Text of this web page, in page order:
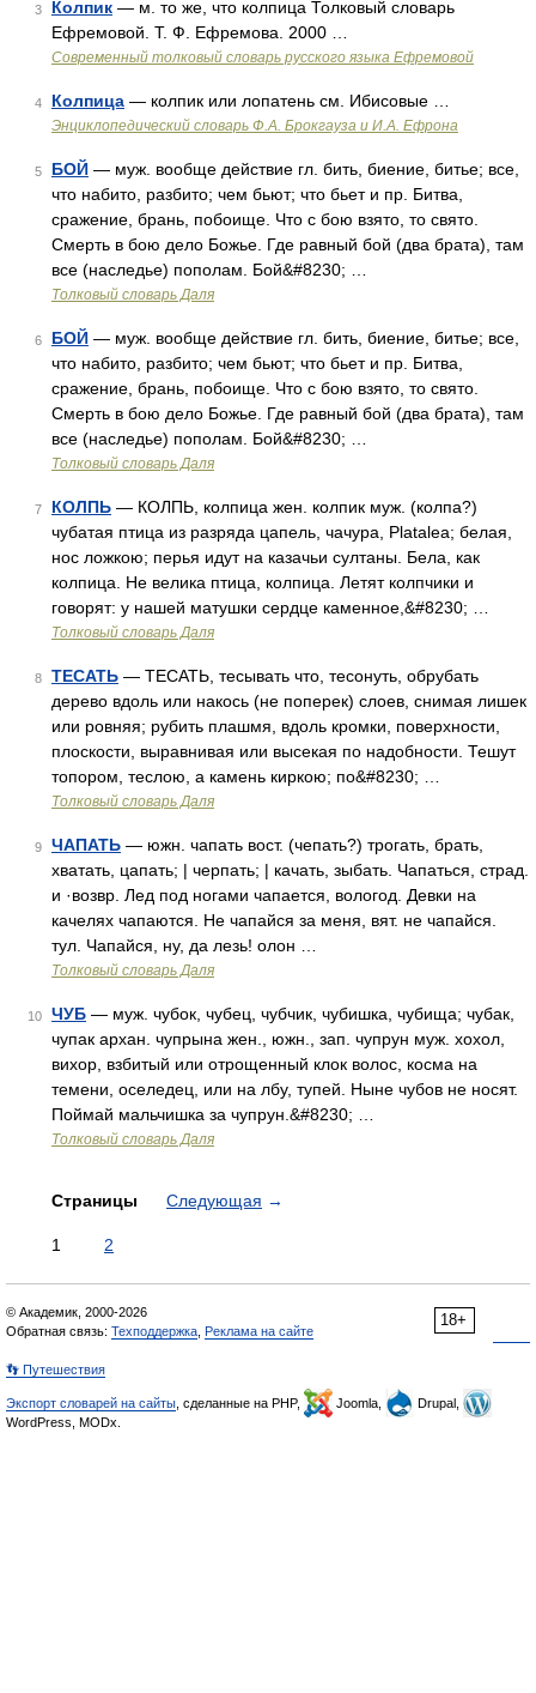
3 Колпик — м. то же, что колпица Толковый словарь
Ефремовой. Т. Ф. Ефремова. 2000 …
Современный толковый словарь русского языка Ефремовой
4 Колпица — колпик или лопатень см. Ибисовые …
Энциклопедический словарь Ф.А. Брокгауза и И.А. Ефрона
5 БОЙ — муж. вообще действие гл. бить, биение, битье; все,
что набито, разбито; чем бьют; что бьет и пр. Битва,
сражение, брань, побоище. Что с бою взято, то свято.
Смерть в бою дело Божье. Где равный бой (два брата), там
все (наследье) пополам. Бой&#8230; …
Толковый словарь Даля
6 БОЙ — муж. вообще действие гл. бить, биение, битье; все,
что набито, разбито; чем бьют; что бьет и пр. Битва,
сражение, брань, побоище. Что с бою взято, то свято.
Смерть в бою дело Божье. Где равный бой (два брата), там
все (наследье) пополам. Бой&#8230; …
Толковый словарь Даля
7 КОЛПЬ — КОЛПЬ, колпица жен. колпик муж. (колпа?)
чубатая птица из разряда цапель, чачура, Platalea; белая,
нос ложкою; перья идут на казачьи султаны. Бела, как
колпица. Не велика птица, колпица. Летят колпчики и
говорят: у нашей матушки сердце каменное,&#8230; …
Толковый словарь Даля
8 ТЕСАТЬ — ТЕСАТЬ, тесывать что, тесонуть, обрубать
дерево вдоль или накось (не поперек) слоев, снимая лишек
или ровняя; рубить плашмя, вдоль кромки, поверхности,
плоскости, выравнивая или высекая по надобности. Тешут
топором, теслою, а камень киркою; по&#8230; …
Толковый словарь Даля
9 ЧАПАТЬ — южн. чапать вост. (чепать?) трогать, брать,
хватать, цапать; | черпать; | качать, зыбать. Чапаться, страд.
и ·возвр. Лед под ногами чапается, вологод. Девки на
качелях чапаются. Не чапайся за меня, вят. не чапайся.
тул. Чапайся, ну, да лезь! олон …
Толковый словарь Даля
10 ЧУБ — муж. чубок, чубец, чубчик, чубишка, чубища; чубак,
чупак архан. чупрына жен., южн., зап. чупрун муж. хохол,
вихор, взбитый или отрощенный клок волос, косма на
темени, оселедец, или на лбу, тупей. Ныне чубов не носят.
Поймай мальчишка за чупрун.&#8230; …
Толковый словарь Даля
Страницы Следующая →
1 2
18+
© Академик, 2000-2026
Обратная связь: Техподдержка Реклама на сайте
👣 Путешествия
Экспорт словарей на сайты , сделанные на PHP, Joomla,
Drupal,
WordPress, MODx.